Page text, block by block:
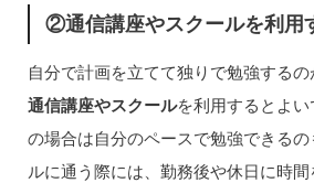
②通信講座やスクールを利用
自分で計画を立てて独りで勉強するの
通信講座やスクールを利用するとよ
の場合は自分のペースで勉強できる
ルに通う際には、勤務後や休日に時